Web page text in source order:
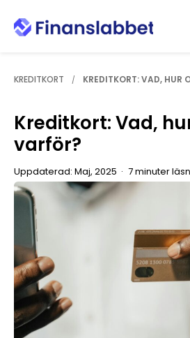
KREDITKORT / KREDITKORT: VAD, HUR
Kreditkort: Vad,
varför?
Uppdaterad: Maj, 2025 7 minuter